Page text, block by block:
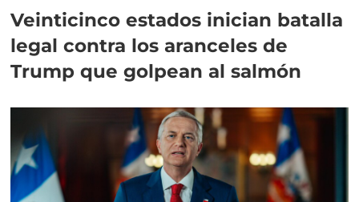
Veinticinco estados inician batalla
legal contra los aranceles de
Trump que golpean al salmón